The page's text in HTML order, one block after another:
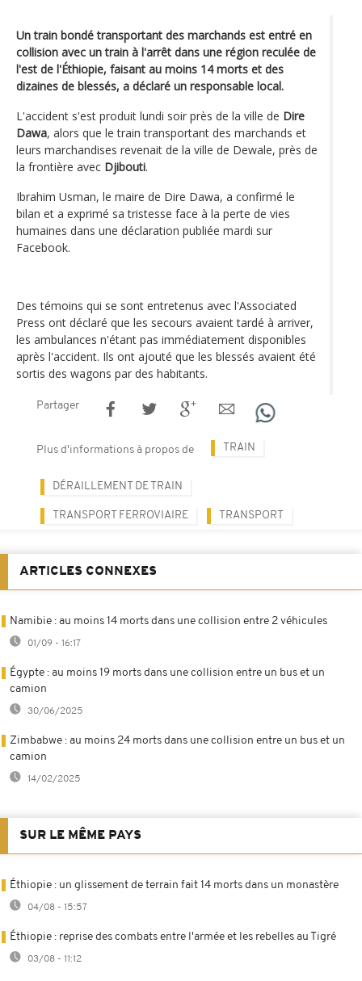
Un train bondé transportant des marchands est entré en
collision avec un train à l'arrêt dans une région reculée de
l'est de l'Éthiopie, faisant au moins 14 morts et des
dizaines de blessés, a déclaré un responsable local.
L'accident s'est produit lundi soir près de la ville de Dire
Dawa, alors que le train transportant des marchands et
leurs marchandises revenait de la ville de Dewale, près de
la frontière avec Djibouti.
Ibrahim Usman, le maire de Dire Dawa, a confirmé le
bilan et a exprimé sa tristesse face à la perte de vies
humaines dans une déclaration publiée mardi sur
Facebook.
Des témoins qui se sont entretenus avec l'Associated
Press ont déclaré que les secours avaient tardé à arriver,
les ambulances n'étant pas immédiatement disponibles
après l'accident. Ils ont ajouté que les blessés avaient été
sortis des wagons par des habitants.
Partager
Plus d'informations à propos de TRAIN
DÉRAILLEMENT DE TRAIN
TRANSPORT FERROVIAIRE TRANSPORT
ARTICLES CONNEXES
Namibie : au moins 14 morts dans une collision entre 2 véhicules
01/09 - 16:17
Égypte : au moins 19 morts dans une collision entre un bus et un
camion
30/06/2025
Zimbabwe : au moins 24 morts dans une collision entre un bus et un
camion
14/02/2025
SUR LE MÊME PAYS
Éthiopie : un glissement de terrain fait 14 morts dans un monastère
04/08 - 15:57
Éthiopie : reprise des combats entre l'armée et les rebelles au Tigré
03/08 - 11:12